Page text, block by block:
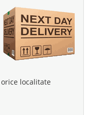
localitate